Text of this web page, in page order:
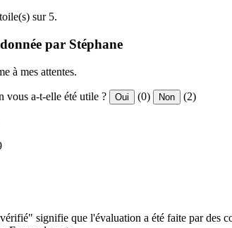
sur 5.
par Stéphane
à mes attentes.
vous a-t-elle été utile ? Oui (0) Non (2)
signifie que l'évaluation a été faite par des